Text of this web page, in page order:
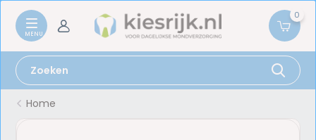
0
Home